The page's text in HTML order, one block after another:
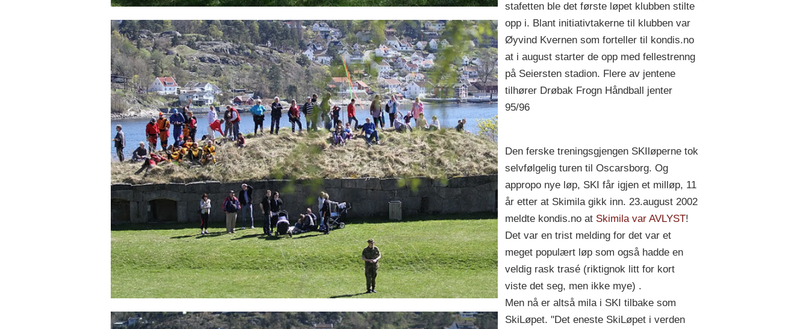
stafetten ble det første løpet klubben stilte
opp i. Blant initiativtakerne til klubben var
Øyvind Kvernen som forteller til kondis.no
at i august starter de opp med fellestrenng
på Seiersten stadion. Flere av jentene
tilhører Drøbak Frogn Håndball jenter
95/96
Den ferske treningsgjengen SKIløperne tok
selvfølgelig turen til Oscarsborg. Og
appropo nye løp, SKI får igjen et milløp, 11
år etter at Skimila gikk inn. 23.august 2002
meldte kondis.no at Skimila var AVLYST!
Det var en trist melding for det var et
meget populært løp som også hadde en
veldig rask trasé (riktignok litt for kort
viste det seg, men ikke mye) .
Men nå er altså mila i SKI tilbake som
SkiLøpet. "Det eneste SkiLøpet i verden